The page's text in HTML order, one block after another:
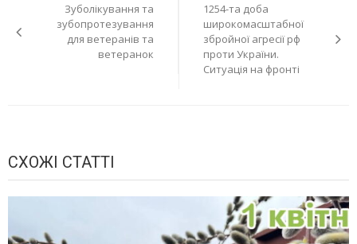
записів
Зуболікування та
зубопротезування
для ветеранів та
ветеранок
1254-та доба
широкомасштабної
збройної агресії рф
проти України.
Ситуація на фронті
СХОЖІ СТАТТІ